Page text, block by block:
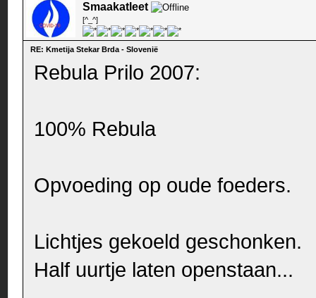
Smaakatleet
[^_^]
RE: Kmetija Stekar Brda - Slovenië
Rebula Prilo 2007:
100% Rebula
Opvoeding op oude foeders.
Lichtjes gekoeld geschonken.
Half uurtje laten openstaan...